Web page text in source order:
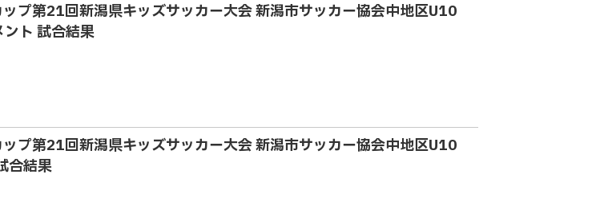
プ第21回新潟県キッズサッカー大会 新潟市サッカー協会中地区U10
ト 試合結果
プ第21回新潟県キッズサッカー大会 新潟市サッカー協会中地区U10
合結果